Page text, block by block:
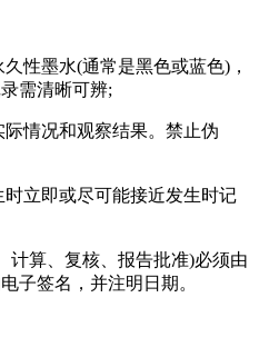
性墨水(通常是黑色或蓝色)，
需清晰可辨;
情况和观察结果。禁止伪
立即或尽可能接近发生时记
计算、复核、报告批准)必须由
子签名，并注明日期。